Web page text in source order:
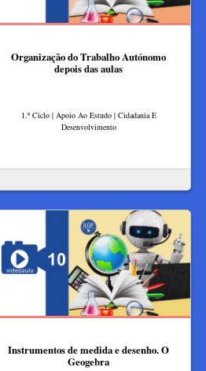
Organização do Trabalho Autónomo
depois das aulas
1.º Ciclo | Apoio Ao Estudo | Cidadania E
Desenvolvimento
Instrumentos de medida e desenho. O
Geogebra